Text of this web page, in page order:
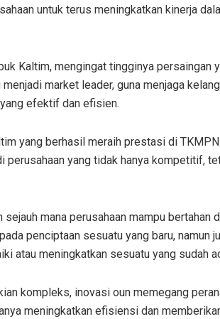
untuk terus meningkatkan kinerja
Kaltim, mengingat tingginya persaingan
market leader, guna menjaga
efektif dan efisien.
yang berhasil meraih prestasi di
yang tidak hanya kompetitif,
mana perusahaan mampu bertahan
penciptaan sesuatu yang baru, namun
atau meningkatkan sesuatu yang sudah
kompleks, inovasi oun memegang
meningkatkan efisiensi dan